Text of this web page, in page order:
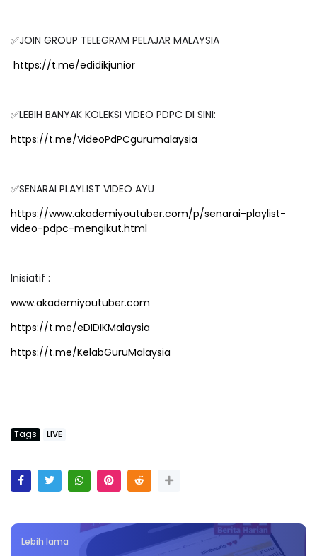
✅JOIN GROUP TELEGRAM PELAJAR MALAYSIA
https://t.me/edidikjunior
✅LEBIH BANYAK KOLEKSI VIDEO PDPC DI SINI:
https://t.me/VideoPdPCgurumalaysia
✅SENARAI PLAYLIST VIDEO AYU
https://www.akademiyoutuber.com/p/senarai-playlist-
video-pdpc-mengikut.html
Inisiatif :
www.akademiyoutuber.com
https://t.me/eDIDIKMalaysia
https://t.me/KelabGuruMalaysia
Tags LIVE
Lebih lama